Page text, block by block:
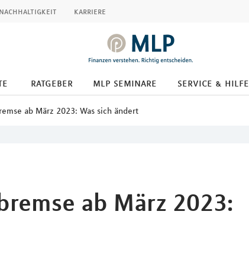
nachhaltigkeit karriere
ratgeber mlp seminare service & hilfe
ab März 2023: Was sich ändert
ab März 2023: